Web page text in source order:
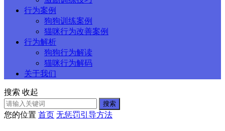
行为案例
狗狗训练案例
猫咪行为改善案例
行为解析
狗狗行为解读
猫咪行为解码
关于我们
搜索 收起
搜索
您的位置 首页 无惩罚引导方法